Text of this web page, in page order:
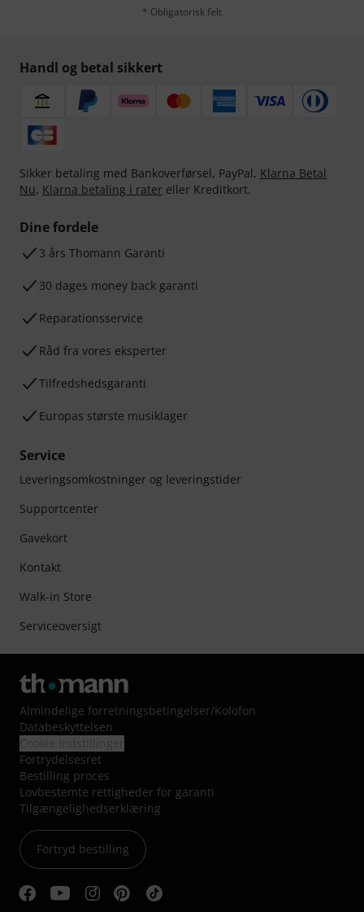
* Obligatorisk felt
Handl og betal sikkert
Sikker betaling med Bankoverførsel, PayPal, Klarna Betal
Nu, Klarna betaling i rater eller Kreditkort.
Dine fordele
3 års Thomann Garanti
30 dages money back garanti
Reparationsservice
Råd fra vores eksperter
Tilfredshedsgaranti
Europas største musiklager
Service
Leveringsomkostninger og leveringstider
Supportcenter
Gavekort
Kontakt
Walk-in Store
Serviceoversigt
Almindelige forretningsbetingelser/Kolofon
Databeskyttelsen
Fortrydelsesret
Bestilling proces
Lovbestemte rettigheder for garanti
Tilgængelighedserklæring
Fortryd bestilling